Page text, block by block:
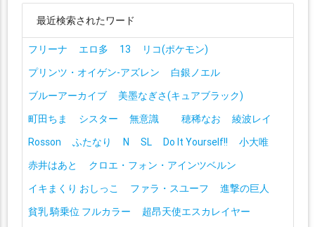
最近検索されたワード
フリーナ エロ多 13
リコ(ポケモン)
プリンツ・オイゲン-アズレン
白銀ノエル
ブルーアーカイブ
美墨なぎさ(キュアブラック)
町田ちま
シスター 無意識 穂稀なお
綾波レイ
Rosson
ふたなり N SL Do It Yourself!!
小大唯
赤井はあと
クロエ・フォン・アインツベルン
イキまくり おしっこ
ファラ・スユーフ
進撃の巨人
貧乳 騎乗位 フルカラー
超昂天使エスカレイヤー